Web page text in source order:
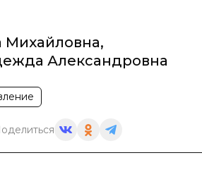
Михайловна,
Александровна